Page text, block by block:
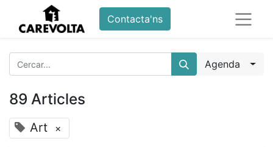
Contacta'ns
Agenda
89 Articles
Art ×